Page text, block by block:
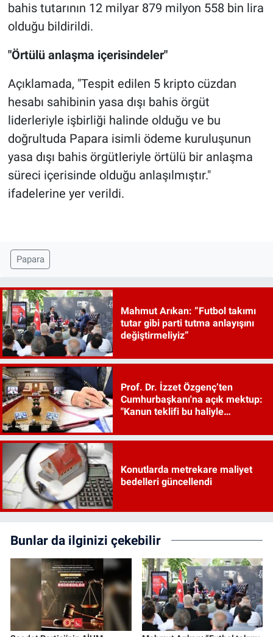
bahis tutarının 12 milyar 879 milyon 558 bin lira
olduğu bildirildi.
"Örtülü anlaşma içerisindeler"
Açıklamada, "Tespit edilen 5 kripto cüzdan
hesabı sahibinin yasa dışı bahis örgüt
liderleriyle işbirliği halinde olduğu ve bu
doğrultuda Papara isimli ödeme kuruluşunun
yasa dışı bahis örgütleriyle örtülü bir anlaşma
süreci içerisinde olduğu anlaşılmıştır."
ifadelerine yer verildi.
Papara
Mahmut Arıkan: “Futbol takımı
tutar gibi parti tutma anlayışını
değiştirmeliyiz”
Prof. Dr. İzzet Özgenç’ten
Cumhurbaşkanı'na açık mektup:
"Kanun teklifi bu haliyle
Konutlarda metrekare maliyet
bedelleri güncellendi
Bunlar da ilginizi çekebilir